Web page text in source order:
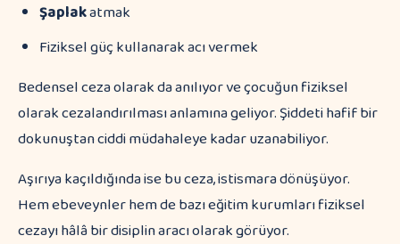
Şaplakatmak
Fiziksel güç kullanarak acı vermek
Bedensel ceza olarak da anılıyor ve çocuğun fiziksel
olarak cezalandırılması anlamına geliyor. Şiddeti hafif bir
dokunuştan ciddi müdahaleye kadar uzanabiliyor.
Aşırıya kaçıldığında ise bu ceza, istismara dönüşüyor.
Hem ebeveynler hem de bazı eğitim kurumları fiziksel
cezayı hâlâ bir disiplin aracı olarak görüyor.